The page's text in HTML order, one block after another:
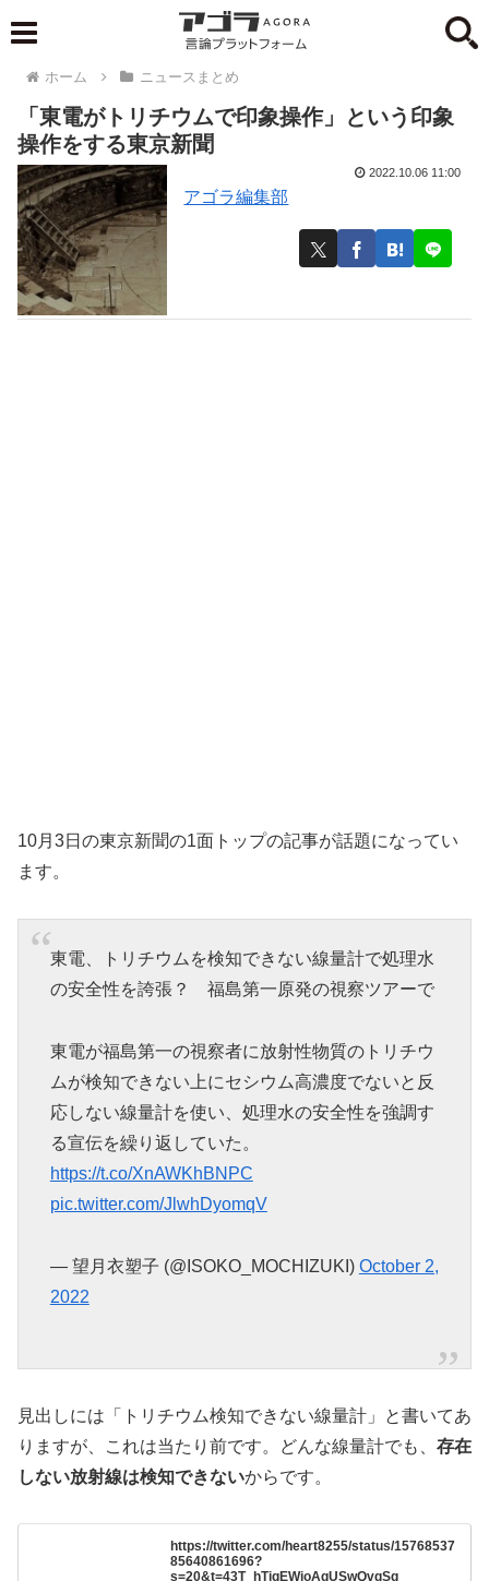
ホーム ニュースまとめ
「東電がトリチウムで印象操作」という印象
操作をする東京新聞
アゴラ編集部
2022.10.06 11:00
10月3日の東京新聞の1面トップの記事が話題になってい
ます。
東電、トリチウムを検知できない線量計で処理水
の安全性を誇張？ 福島第一原発の視察ツアーで
東電が福島第一の視察者に放射性物質のトリチウ
ムが検知できない上にセシウム高濃度でないと反
応しない線量計を使い、処理水の安全性を強調す
る宣伝を繰り返していた。
https://t.co/XnAWKhBNPC
pic.twitter.com/JlwhDyomqV
— 望月衣塑子 (@ISOKO_MOCHIZUKI) October 2,
2022
見出しには「トリチウム検知できない線量計」と書いてあ
りますが、これは当たり前です。どんな線量計でも、 存在
しない放射線は検知できないからです。
https://twitter.com/heart8255/status/15768537
85640861696?
s=20&t=43T_hTigEWioAqUSwQvqSg